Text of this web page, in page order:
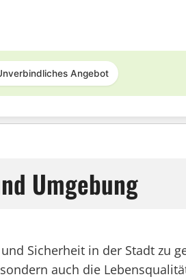
Angebot
Umgebung
Sicherheit in der Stadt zu
auch die